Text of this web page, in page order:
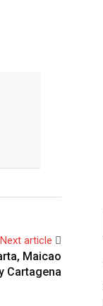
Next article
Maicao
Cartagena